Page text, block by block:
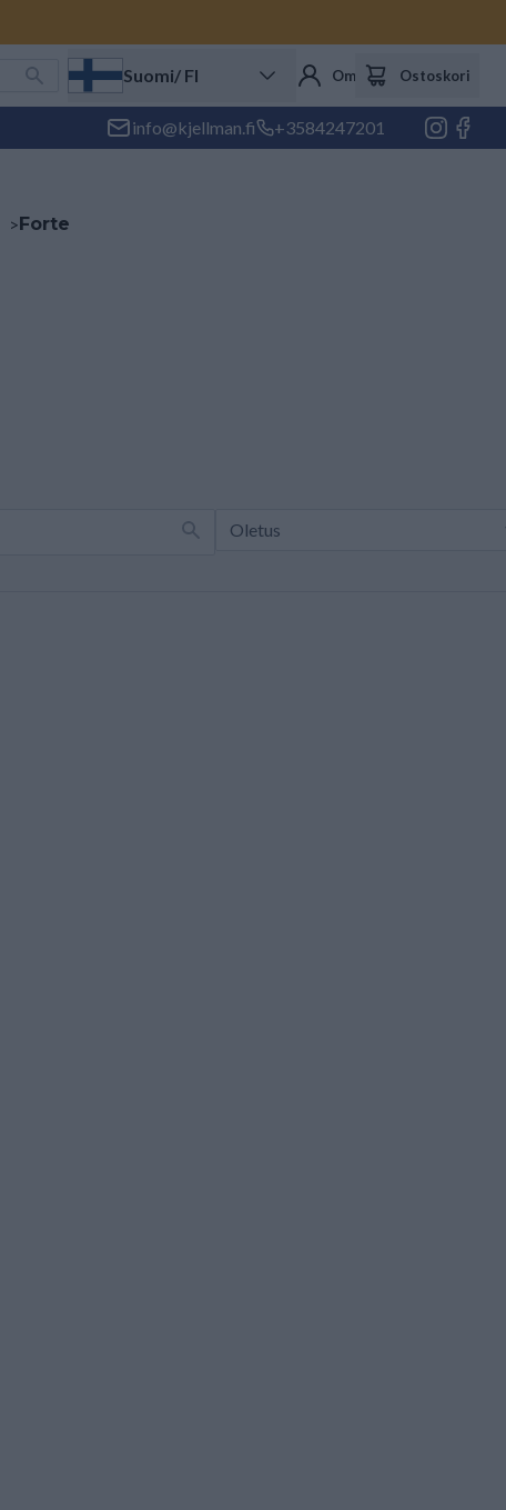
Suomi/ FI Oma tili Ostoskori
info@kjellman.fi +3584247201
>Forte